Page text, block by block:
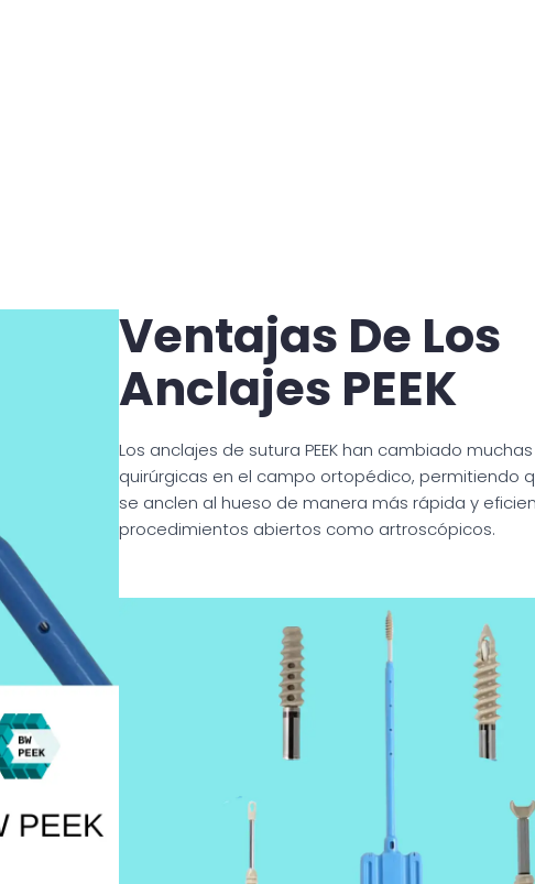
Ventajas De Los
Anclajes PEEK
Los anclajes de sutura PEEK han cambiado
quirúrgicas en el campo ortopédico, permitiendo
se anclen al hueso de manera más rápida y
procedimientos abiertos como artroscópicos.